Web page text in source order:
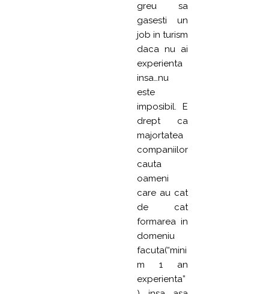
greu sa
gasesti un
job in turism
daca nu ai
experienta
insa…nu
este
imposibil. E
drept ca
majortatea
companiilor
cauta
oameni
care au cat
de cat
formarea in
domeniu
facuta(“mini
m 1 an
experienta”